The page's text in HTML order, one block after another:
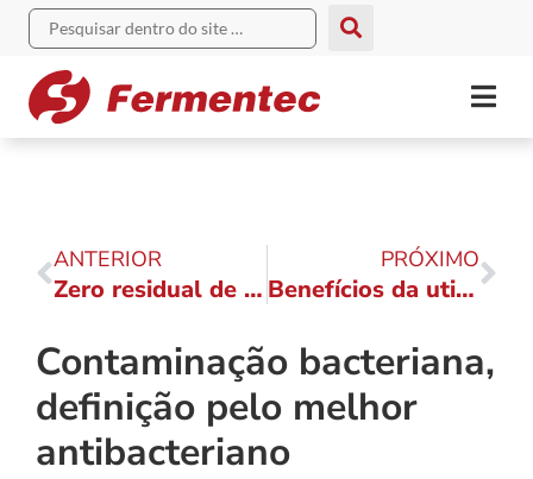
ANTERIOR
Zero residual de alfa-amilase na produção de açúcar branco
PRÓXIMO
Benefícios da utilização do antincrustante na evaporação de unidades sucroenergéticas
Contaminação bacteriana,
definição pelo melhor
antibacteriano